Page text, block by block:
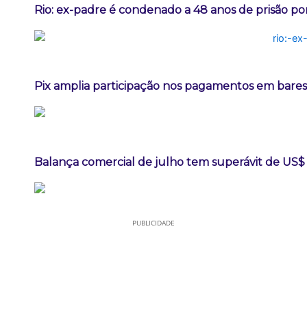
Rio: ex-padre é condenado a 48 anos de prisão
Pix amplia participação nos pagamentos em
Balança comercial de julho tem superávit de
PUBLICIDADE